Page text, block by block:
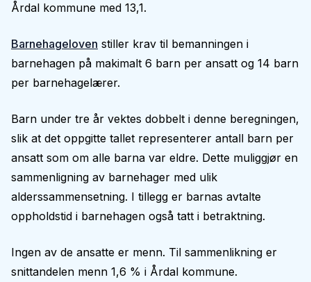
Årdal kommune med 13,1.
Barnehageloven stiller krav til bemanningen i
barnehagen på makimalt 6 barn per ansatt og 14 barn
per barnehagelærer.
Barn under tre år vektes dobbelt i denne beregningen,
slik at det oppgitte tallet representerer antall barn per
ansatt som om alle barna var eldre. Dette muliggjør en
sammenligning av barnehager med ulik
alderssammensetning. I tillegg er barnas avtalte
oppholdstid i barnehagen også tatt i betraktning.
Ingen av de ansatte er menn. Til sammenlikning er
snittandelen menn 1,6 % i Årdal kommune.